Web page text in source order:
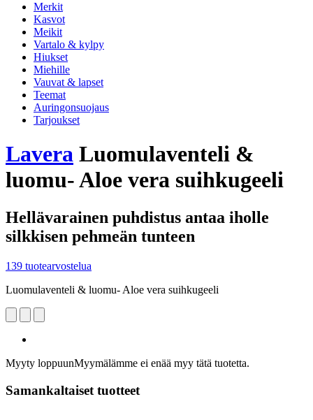
Merkit
Kasvot
Meikit
Vartalo & kylpy
Hiukset
Miehille
Vauvat & lapset
Teemat
Auringonsuojaus
Tarjoukset
Lavera Luomulaventeli &
luomu- Aloe vera suihkugeeli
Hellävarainen puhdistus antaa iholle
silkkisen pehmeän tunteen
139 tuotearvostelua
Luomulaventeli & luomu- Aloe vera suihkugeeli
Myyty loppuunMyymälämme ei enää myy tätä tuotetta.
Samankaltaiset tuotteet